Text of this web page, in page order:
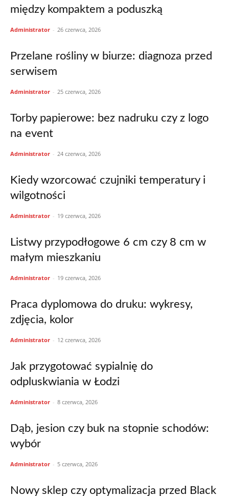
między kompaktem a poduszką
Administrator - 26 czerwca, 2026
Przelane rośliny w biurze: diagnoza przed
serwisem
Administrator - 25 czerwca, 2026
Torby papierowe: bez nadruku czy z logo
na event
Administrator - 24 czerwca, 2026
Kiedy wzorcować czujniki temperatury i
wilgotności
Administrator - 19 czerwca, 2026
Listwy przypodłogowe 6 cm czy 8 cm w
małym mieszkaniu
Administrator - 19 czerwca, 2026
Praca dyplomowa do druku: wykresy,
zdjęcia, kolor
Administrator - 12 czerwca, 2026
Jak przygotować sypialnię do
odpluskwiania w Łodzi
Administrator - 8 czerwca, 2026
Dąb, jesion czy buk na stopnie schodów:
wybór
Administrator - 5 czerwca, 2026
Nowy sklep czy optymalizacja przed Black